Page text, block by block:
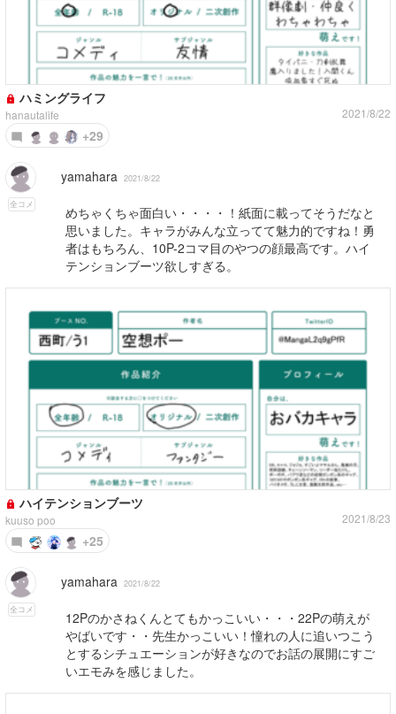
ハミングライフ
hanautalife 2021/8/22
+29
全コメ
yamahara 2021/8/22
めちゃくちゃ面白い・・・・！紙面に載ってそうだなと
思いました。キャラがみんな立ってて魅力的ですね！勇
者はもちろん、10P-2コマ目のやつの顔最高です。ハイ
テンションブーツ欲しすぎる。
ハイテンションブーツ
kuuso poo 2021/8/23
+25
全コメ
yamahara 2021/8/22
12Pのかさねくんとてもかっこいい・・・22Pの萌えが
やばいです・・先生かっこいい！憧れの人に追いつこう
とするシチュエーションが好きなのでお話の展開にすご
いエモみを感じました。